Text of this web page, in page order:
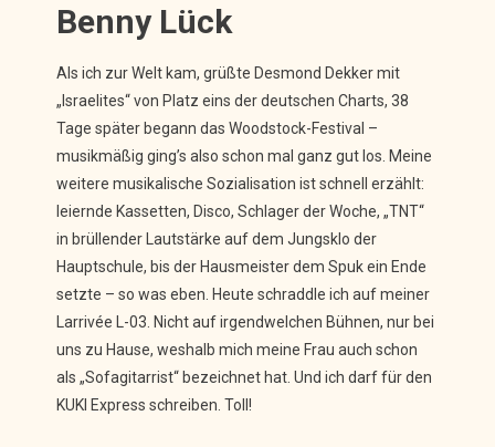
Benny Lück
Als ich zur Welt kam, grüßte Desmond Dekker mit
„Israelites“ von Platz eins der deutschen Charts, 38
Tage später begann das Woodstock-Festival –
musikmäßig ging’s also schon mal ganz gut los. Meine
weitere musikalische Sozialisation ist schnell erzählt:
leiernde Kassetten, Disco, Schlager der Woche, „TNT“
in brüllender Lautstärke auf dem Jungsklo der
Hauptschule, bis der Hausmeister dem Spuk ein Ende
setzte – so was eben. Heute schraddle ich auf meiner
Larrivée L-03. Nicht auf irgendwelchen Bühnen, nur bei
uns zu Hause, weshalb mich meine Frau auch schon
als „Sofagitarrist“ bezeichnet hat. Und ich darf für den
KUKI Express schreiben. Toll!